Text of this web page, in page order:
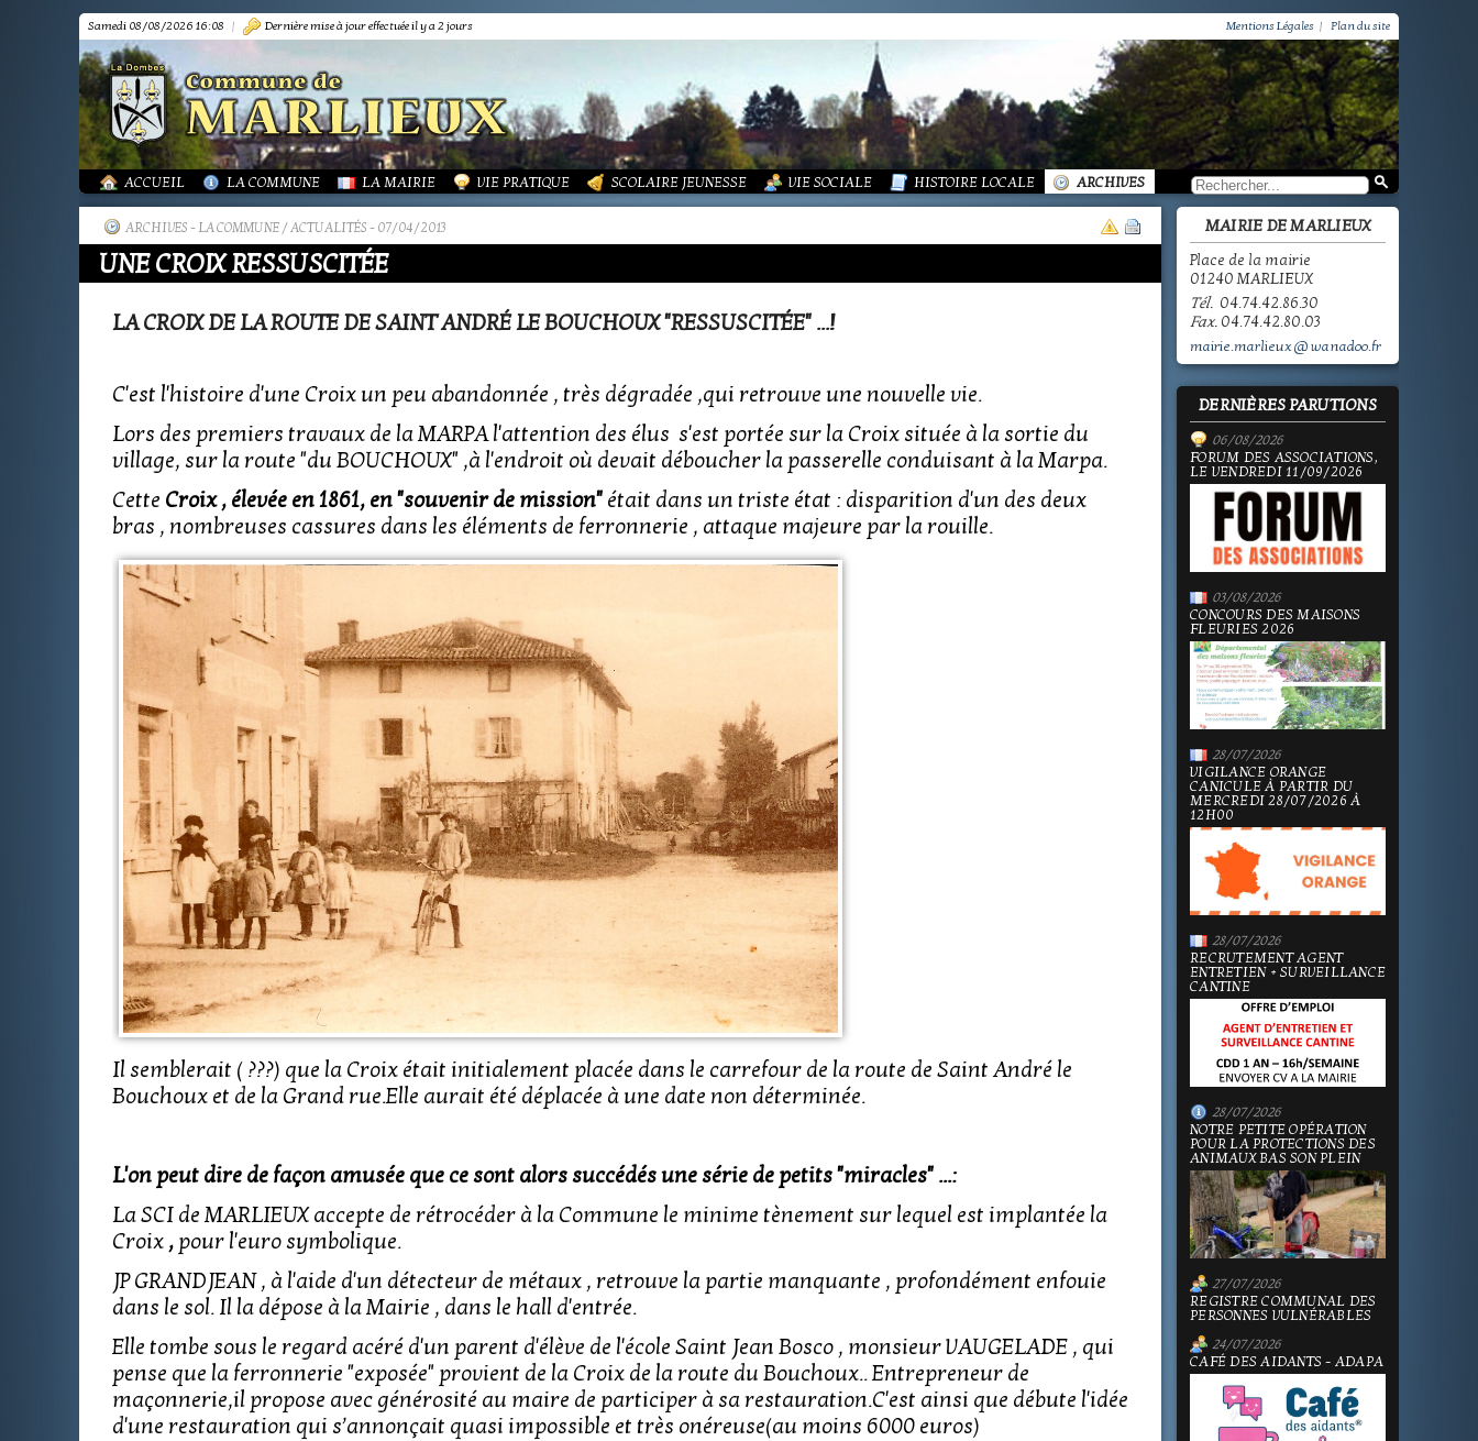
Samedi 08/08/2026 16:08 | Dernière mise à jour effectuée il y a 2 jours Mentions Légales | Plan du site
ACCUEIL LA COMMUNE LA MAIRIE VIE PRATIQUE SCOLAIRE JEUNESSE VIE SOCIALE HISTOIRE LOCALE ARCHIVES
ARCHIVES - LA COMMUNE / ACTUALITÉS - 07/04/2013
UNE CROIX RESSUSCITÉE
LA CROIX DE LA ROUTE DE SAINT ANDRÉ LE BOUCHOUX "RESSUSCITÉE" ...!
C'est l'histoire d'une Croix un peu abandonnée , très dégradée ,qui retrouve une nouvelle vie.
Lors des premiers travaux de la MARPA l'attention des élus s'est portée sur la Croix située à la sortie du
village, sur la route "du BOUCHOUX" ,à l'endroit où devait déboucher la passerelle conduisant à la Marpa.
Cette Croix , élevée en 1861, en "souvenir de mission" était dans un triste état : disparition d'un des deux
bras , nombreuses cassures dans les éléments de ferronnerie , attaque majeure par la rouille.
Il semblerait ( ???) que la Croix était initialement placée dans le carrefour de la route de Saint André le
Bouchoux et de la Grand rue.Elle aurait été déplacée à une date non déterminée.
L'on peut dire de façon amusée que ce sont alors succédés une série de petits "miracles" ...:
La SCI de MARLIEUX accepte de rétrocéder à la Commune le minime tènement sur lequel est implantée la
Croix , pour l'euro symbolique.
JP GRANDJEAN , à l'aide d'un détecteur de métaux , retrouve la partie manquante , profondément enfouie
dans le sol. Il la dépose à la Mairie , dans le hall d'entrée.
Elle tombe sous le regard acéré d'un parent d'élève de l'école Saint Jean Bosco , monsieur VAUGELADE , qui
pense que la ferronnerie "exposée" provient de la Croix de la route du Bouchoux.. Entrepreneur de
maçonnerie,il propose avec générosité au maire de participer à sa restauration.C'est ainsi que débute l'idée
d'une restauration qui s’annonçait quasi impossible et très onéreuse(au moins 6000 euros)
MAIRIE DE MARLIEUX
Place de la mairie
01240 MARLIEUX
Tél. 04.74.42.86.30
Fax. 04.74.42.80.03
mairie.marlieux@wanadoo.fr
DERNIÈRES PARUTIONS
06/08/2026
FORUM DES ASSOCIATIONS,
LE VENDREDI 11/09/2026
03/08/2026
CONCOURS DES MAISONS
FLEURIES 2026
28/07/2026
VIGILANCE ORANGE
CANICULE À PARTIR DU
MERCREDI 28/07/2026 À
12H00
28/07/2026
RECRUTEMENT AGENT
ENTRETIEN + SURVEILLANCE
CANTINE
28/07/2026
NOTRE PETITE OPÉRATION
POUR LA PROTECTIONS DES
ANIMAUX BAS SON PLEIN
27/07/2026
REGISTRE COMMUNAL DES
PERSONNES VULNÉRABLES
24/07/2026
CAFÉ DES AIDANTS - ADAPA
PRÉSENTATION
TOURISME-COMMERCES-ARTISANS
MARPA LE RENON
VIE LOCALE
ACTUALITÉS
BIBLIOTHÈQUE
PLAN LOCAL URBANISME (PLU)
LES ANNONCES DE LA MAIRIE
PUBLICATIONS
ORDURES MÉNAGÈRES ET ASSAINISSEMENT
ASSOCIATIONS
LA VIE DES ASSOCIATIONS
GROUPEMENT PAROISSIAL
ECOLE PUBLIQUE - INFORMATIONS
PÔLE ENFANCE
ECOLE PRIVÉE
ACTION SOCIALE
LA PETITE HISTOIRE DE MARLIEUX
PHOTOS DE MARLIEUX
SCOLAIRE JEUNESSE / INFORMATIONS
SCOLAIRE JEUNESSE / ECOLE PUBLIQUE - INFORMATIONS
SCOLAIRE JEUNESSE / PÔLE ENFANCE
SCOLAIRE JEUNESSE / ECOLE PRIVÉE
VIE SOCIALE / ACTION SOCIALE
/ ECOLE PUBLIQUE - INFORMATIONS
/ LA VIE DES ASSOCIATIONS
/ VIE LOCALE